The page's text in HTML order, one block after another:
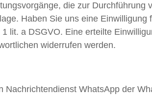
die zur
Haben Sie uns eine
lit. a DSGVO. Eine erteilte
widerrufen werden.
Nachrichtendienst WhatsApp der